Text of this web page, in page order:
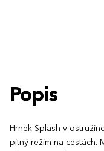
Popis
Hrnek Splash v
pitný režim na cestách.